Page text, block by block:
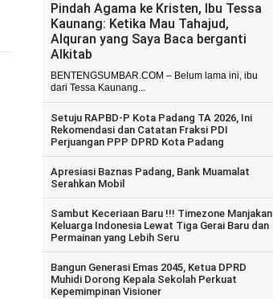
Pindah Agama ke Kristen, Ibu Tessa
Kaunang: Ketika Mau Tahajud,
Alquran yang Saya Baca berganti
Alkitab
BENTENGSUMBAR.COM – Belum lama ini, ibu
dari Tessa Kaunang...
Setuju RAPBD-P Kota Padang TA 2026, Ini
Rekomendasi dan Catatan Fraksi PDI
Perjuangan PPP DPRD Kota Padang
Apresiasi Baznas Padang, Bank Muamalat
Serahkan Mobil
Sambut Keceriaan Baru !!! Timezone Manjakan
Keluarga Indonesia Lewat Tiga Gerai Baru dan
Permainan yang Lebih Seru
Bangun Generasi Emas 2045, Ketua DPRD
Muhidi Dorong Kepala Sekolah Perkuat
Kepemimpinan Visioner